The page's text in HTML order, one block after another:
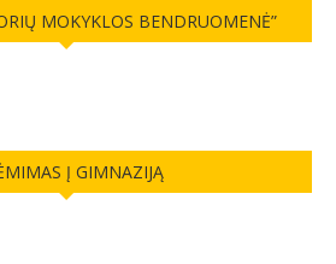
MOKYKLOS BENDRUOMENĖ”
Į GIMNAZIJĄ